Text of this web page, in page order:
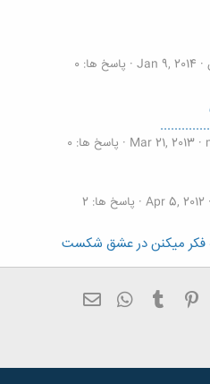
Jan 9, 2014 پاسخ ها: 0
Mar 21, 2013
پاسخ ها: 0
Apr 5, 2012 پاسخ ها: 2
فکر میکنن در عشق شکست
Reddit
Pinterest
Tumblr
WhatsApp